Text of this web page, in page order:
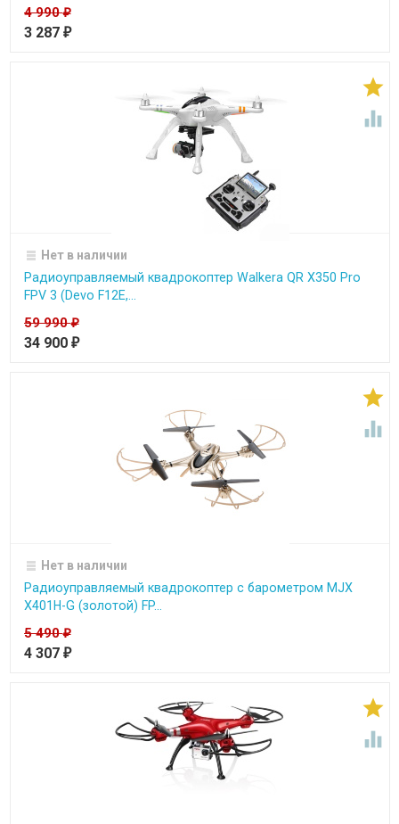
4 990₽
3 287 ₽


Нет в наличии
Радиоуправляемый квадрокоптер Walkera QR X350 Pro
FPV 3 (Devo F12E,...
59 990₽
34 900 ₽


Нет в наличии
Радиоуправляемый квадрокоптер с барометром MJX
X401H-G (золотой) FP...
5 490₽
4 307 ₽

